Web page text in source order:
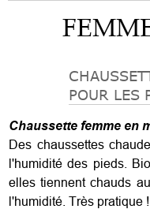
POUR LES
Chaussette femme en
Des chaussettes
l'humidité des pieds.
elles tiennent chauds
l'humidité. Très pratique !